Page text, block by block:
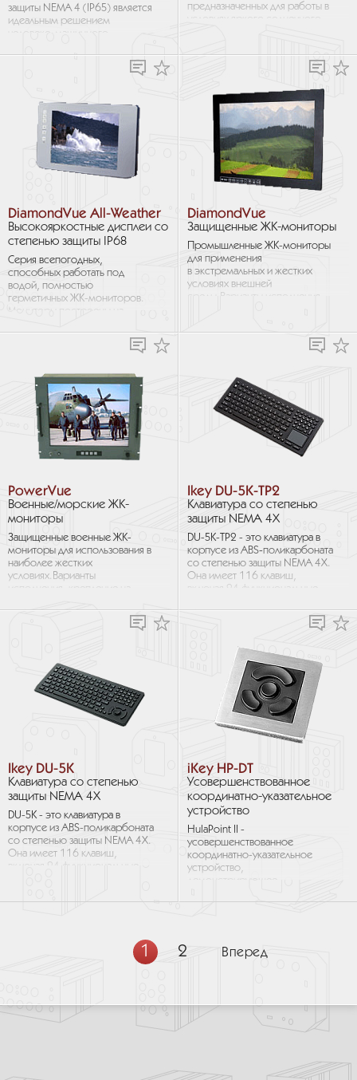
защиты NEMA 4 (IP65) является
идеальным решением
в условиях высокой...
предназначенных для работы в
с фирменной технологией...
DiamondVue All-Weather
Высокояркостные дисплеи со
степенью защиты IP68
Серия всепогодных,
способных работать под
водой, полностью
герметичных ЖК-мониторов.
Мониторы построены на
разрешения, читаемой при
прямом солнечном свете и
DiamondVue
Защищенные ЖК-мониторы
Промышленные ЖК-мониторы
для применения
в экстремальных и жестких
условиях внешней
среды.Варианты исполнения:
монтаж на стену, монтаж на...
PowerVue
Военные/морские ЖК-
мониторы
Защищенные военные ЖК-
мониторы для использования в
наиболее жестких
условиях.Варианты
монтаж в стойку, монтаж на
Ikey DU-5K-TP2
Клавиатура со степенью
защиты NEMA 4X
DU-5K-TP2 - это клавиатура в
корпусе из ABS‑поликарбоната
со степенью защиты NEMA 4X.
Она имеет 116 клавиш,
включая 24 функциональные
Ikey DU-5K
Клавиатура со степенью
защиты NEMA 4X
DU-5K - это клавиатура в
корпусе из ABS-поликарбоната
со степенью защиты NEMA 4X.
Она имеет 116 клавиш,
включая 24 функциональные
усовершенствованным...
iKey HP-DT
Усовершенствованное
координатно-указательное
устройство
HulaPoint II -
усовершенствованное
координатно-указательное
устройство,
устройстве...
1 2 Вперед